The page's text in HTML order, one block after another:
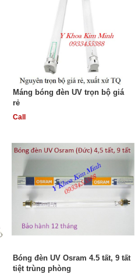
Máng bóng đèn UV trọn bộ giá
rẻ
Call
Bóng đèn UV Osram 4.5 tất, 9 tất
tiệt trùng phòng